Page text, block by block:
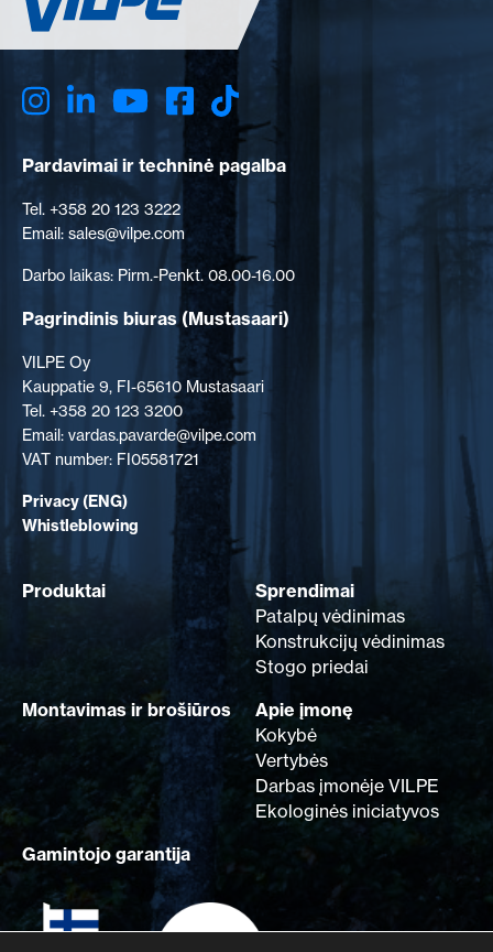
Pardavimai ir techninė pagalba
Tel. +358 20 123 3222
Email: sales@vilpe.com
Darbo laikas: Pirm.-Penkt. 08.00-16.00
Pagrindinis biuras(Mustasaari)
VILPE Oy
Kauppatie 9, FI-65610 Mustasaari
Tel. +358 20 123 3200
Email: vardas.pavarde@vilpe.com
VAT number: FI05581721
Privacy (ENG)
Whistleblowing
Produktai
Sprendimai
Patalpų vėdinimas
Konstrukcijų vėdinimas
Stogo priedai
Montavimas ir brošiūros
Apie įmonę
Kokybė
Vertybės
Darbas įmonėje VILPE
Ekologinės iniciatyvos
Gamintojo garantija